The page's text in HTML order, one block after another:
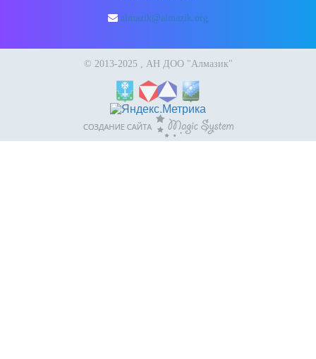
almazik@almazik.org
© 2013-2025 , АН ДОО "Алмазик"